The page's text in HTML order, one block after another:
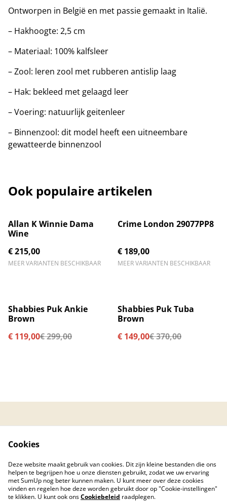
Ontworpen in België en met passie gemaakt in Italië.
– Hakhoogte: 2,5 cm
– Materiaal: 100% kalfsleer
– Zool: leren zool met rubberen antislip laag
– Hak: bekleed met gelaagd leer
– Voering: natuurlijk geitenleer
– Binnenzool: dit model heeft een uitneembare
gewatteerde binnenzool
Ook populaire artikelen
Allan K Winnie Dama
Wine
€ 215,00
MEER VARIANTEN BESCHIKBAAR
Crime London 29077PP8
€ 189,00
MEER VARIANTEN BESCHIKBAAR
%
Shabbies Puk Ankie
Brown
€ 119,00€ 299,00
%
Shabbies Puk Tuba
Brown
€ 149,00€ 370,00
Created by © 2026
PC Care Center
Cookies
Deze website maakt gebruik van cookies. Dit zijn kleine bestanden die ons
helpen te begrijpen hoe u onze diensten gebruikt, zodat we uw ervaring
met SumUp nog beter kunnen maken. U kunt meer over deze cookies
vinden en regelen hoe deze worden gebruikt door op "Cookie-instellingen"
te klikken. U kunt ook onsCookiebeleid raadplegen.